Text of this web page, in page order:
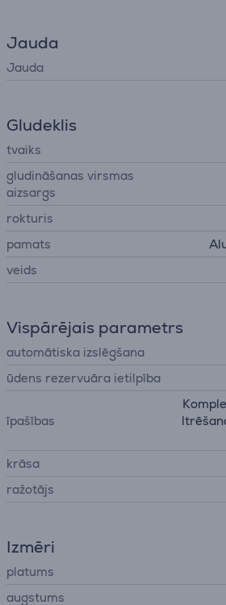
Jauda
Jauda
Gludeklis
tvaiks
gludināšanas virsmas
aizsargs
rokturis
pamats
veids
Vispārējais parametrs
automātiska izslēgšana
ūdens rezervuāra ietilpība
īpašības
krāsa
ražotājs
Izmēri
platums
augstums